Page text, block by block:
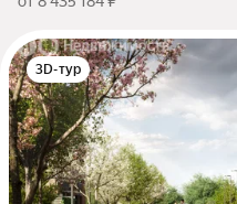
3D-тур